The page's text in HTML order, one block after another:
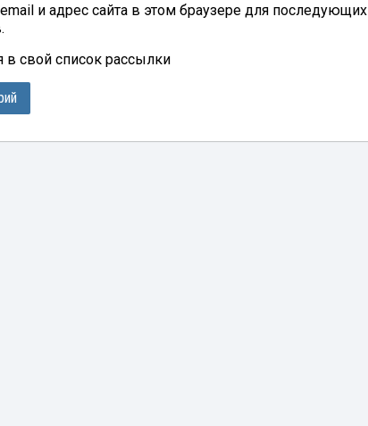
и адрес сайта в этом браузере для последующих
в свой список рассылки